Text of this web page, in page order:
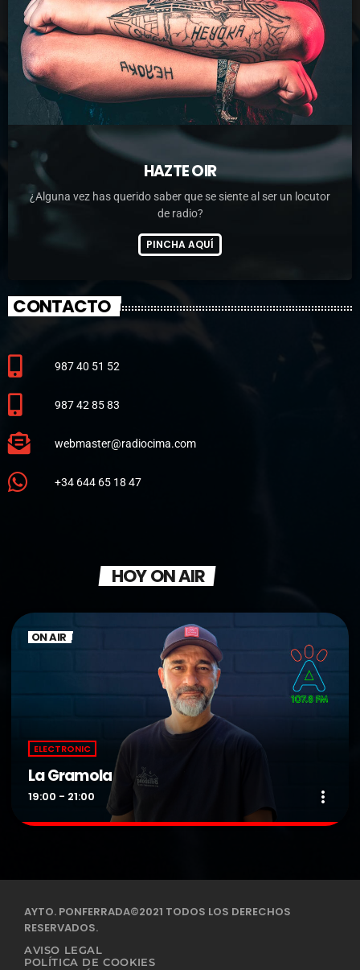
HAZTE OIR
¿Alguna vez has querido saber que se siente al ser un locutor
de radio?
PINCHA AQUÍ
CONTACTO
987 40 51 52
987 42 85 83
webmaster@radiocima.com
+34 644 65 18 47
HOY ON AIR
ON AIR
ELECTRONIC
La Gramola
19:00 - 21:00 more_vert
otros sonidos contemporáneos.
AYTO. PONFERRADA©2021 TODOS LOS DERECHOS
RESERVADOS.
AVISO LEGAL
POLÍTICA DE COOKIES